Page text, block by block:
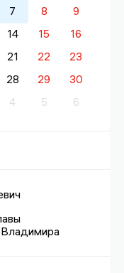
7 8
9
14 15
16
21 22
23
28 29
30
4 5 6